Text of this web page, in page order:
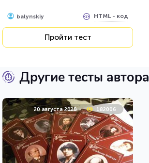
balynskiy HTML - код
Пройти тест
Другие тесты автора
20 августа 2020 182006